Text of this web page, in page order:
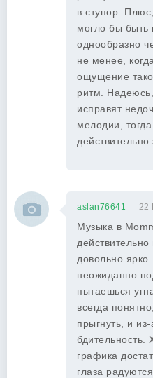
в ступор.
могло бы
однообразно
не менее,
ощущение
ритм. Надеюсь,
исправят
мелодии,
aslan76641 22
Музыка в
довольно
неожиданно
пытаешься
всегда
прыгнуть, и
бдительность.
графика
глаза